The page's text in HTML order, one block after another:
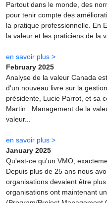
Partout dans le monde, des
pour tenir compte des
la pratique professionnelle. En
la valeur et les praticiens de la
en savoir plus >
February 2025
Analyse de la valeur Canada
d'un nouveau livre sur la
présidente, Lucie Parrot, et sa
Martin : Management de la
valeur...
en savoir plus >
January 2025
Qu'est-ce qu'un VMO,
Depuis plus de 25 ans nous
organisations devaient être
organisations ont maintenant